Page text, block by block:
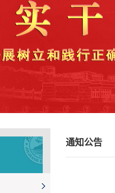
通知公告